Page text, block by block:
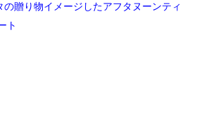
贈り物イメージしたアフタヌーンティ
ト